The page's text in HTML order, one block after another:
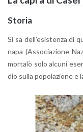
Sto­ria
Si sa del­l’e­si­sten­za di
na­pa (As­so­cia­zio­ne
mor­ta­lò solo al­cu­ni
dio sulla po­po­la­zio­ne e